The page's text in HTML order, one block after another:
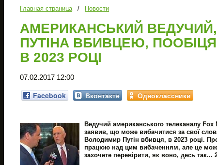
Главная страница / Новости
АМЕРИКАНСЬКИЙ
ПУТІНА ВБИВЦЕЮ,
В 2023 РОЦІ
07.02.2017 12:00
Facebook Вконтакте Одноклассники
Ведучий американського телеканалу Fox
заявив, що може вибачитися за свої
Володимир Путін вбивця, в 2023 році.
працюю над цим вибаченням, але це
захочете перевірити, як воно, десь